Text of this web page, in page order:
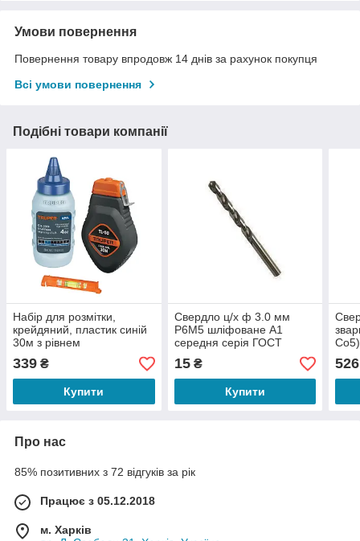
Умови повернення
Повернення товару впродовж 14 днів за рахунок покупця
Всі умови повернення
Подібні товари компанії
Набір для розмітки,
крейдяний, пластик синій
30м з рівнем
339 ₴
Купити
Свердло ц/х ф 3.0 мм
Р6М5 шліфоване А1
середня серія ГОСТ
10902-77
15₴
Купити
Про нас
85% позитивних з 72 відгуків за рік
Працює з 05.12.2018
м. Харків